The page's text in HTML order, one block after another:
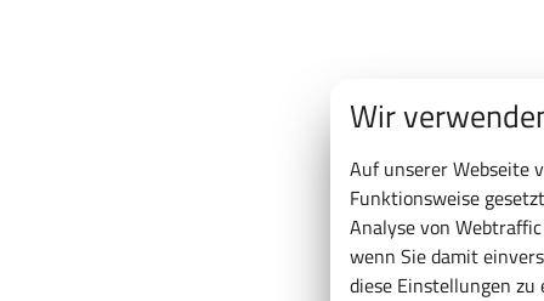
Wir
Auf unserer Webseite
Funktionsweise
Analyse von
wenn Sie damit
diese Einstellungen